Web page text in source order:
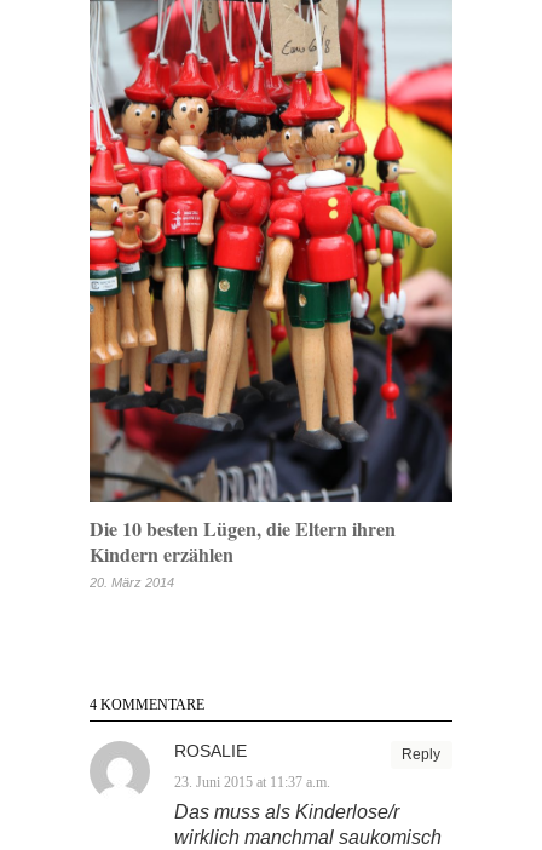
Die 10 besten Lügen, die Eltern ihren
Kindern erzählen
20. März 2014
4 KOMMENTARE
Reply
ROSALIE
23. Juni 2015 at 11:37 a.m.
Das muss als Kinderlose/r
wirklich manchmal saukomisch